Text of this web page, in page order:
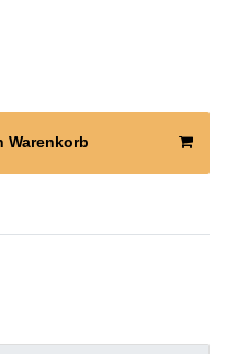
Warenkorb